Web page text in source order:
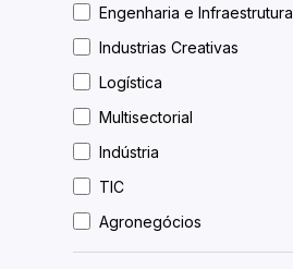
Engenharia e Infraestrutura
Industrias Creativas
Logística
Multisectorial
Indústria
TIC
Agronegócios